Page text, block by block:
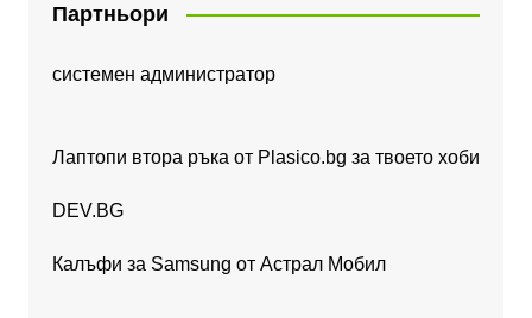
Партньори
системен администратор
Лаптопи втора ръка от Plasico.bg за твоето хоби
DEV.BG
Калъфи за Samsung от Астрал Мобил